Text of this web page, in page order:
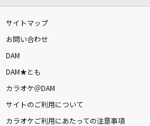
サイトマップ
お問い合わせ
DAM
DAM★とも
カラオケ＠DAM
サイトのご利用について
カラオケご利用にあたっての注意事項